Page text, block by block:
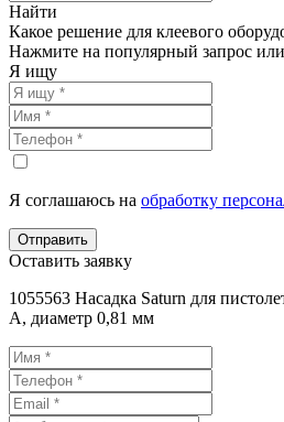
Найти
Какое решение для клеевого
Нажмите на популярный запрос
Я ищу
Я соглашаюсь на обработку
Отправить
Оставить заявку
1055563 Насадка Saturn для
A, диаметр 0,81 мм